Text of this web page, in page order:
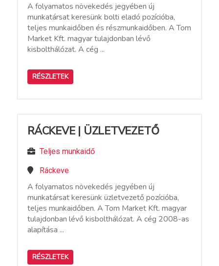
A folyamatos növekedés jegyében új
munkatársat keresünk bolti eladó pozícióba,
teljes munkaidőben és részmunkaidőben. A Tom
Market Kft. magyar tulajdonban lévő
kisbolthálózat. A cég ...
RÉSZLETEK
RÁCKEVE | ÜZLETVEZETŐ
Teljes munkaidő
Ráckeve
A folyamatos növekedés jegyében új
munkatársat keresünk üzletvezető pozícióba,
teljes munkaidőben. A Tom Market Kft. magyar
tulajdonban lévő kisbolthálózat. A cég 2008-as
alapítása ...
RÉSZLETEK